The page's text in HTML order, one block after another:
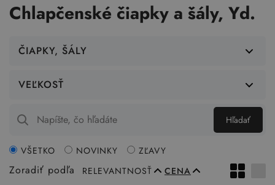
Chlapčenské čiapky a šály, Yd.
ČIAPKY, ŠÁLY
VEĽKOSŤ
Hľadať
Zoradiť podľa RELEVANTNOSŤ CENA
VŠETKO NOVINKY ZĽAVY